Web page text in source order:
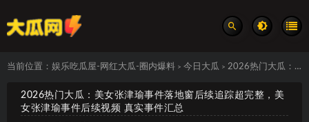
当前位置： 娱乐吃瓜屋-网红大瓜-圈内爆料 > 今日大瓜 > 2026热门大瓜：美女张津瑜事件落地窗后续追踪超完整，美女张津瑜事件后续视频 真实事件汇总
2026热门大瓜：美女张津瑜事件落地窗后续追踪超完整，美
女张津瑜事件后续视频 真实事件汇总